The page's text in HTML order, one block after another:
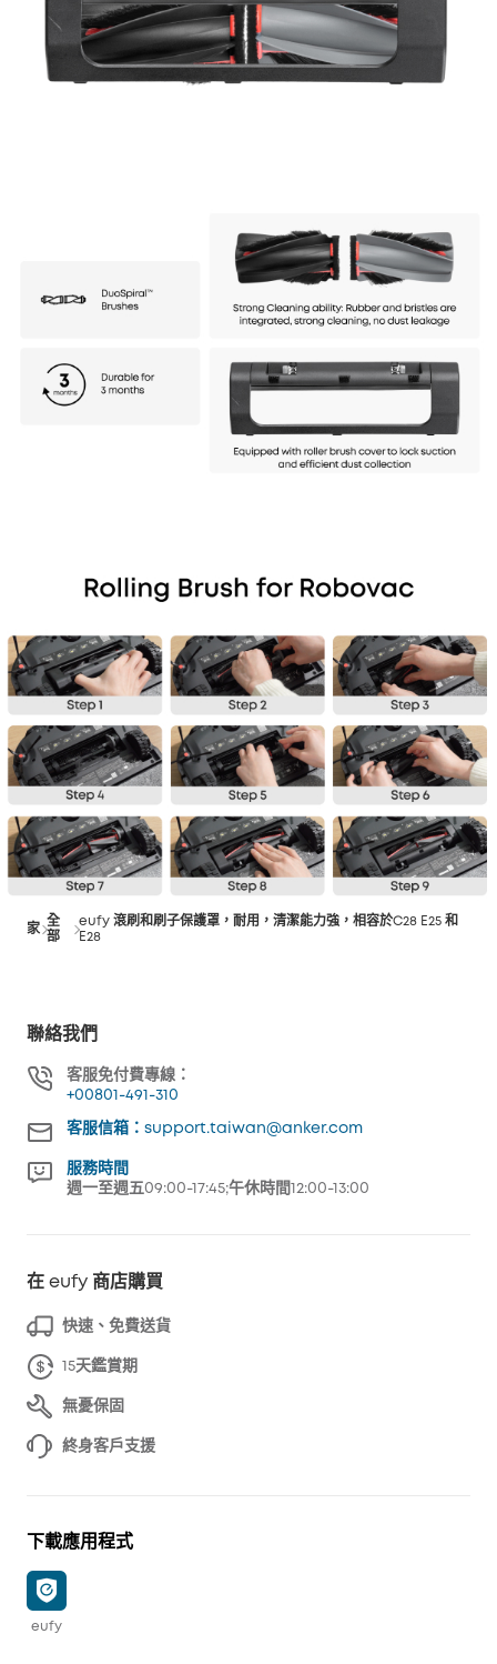
家
全
部
eufy 滾刷和刷子保護罩，耐用，清潔能力強，相容於C28 E25 和
E28
聯絡我們
客服免付費專線：
+00801-491-310
客服信箱：support.taiwan@anker.com
服務時間
週一至週五09:00-17:45;午休時間12:00-13:00
在 eufy 商店購買
快速、免費送貨
15天鑑賞期
無憂保固
終身客戶支援
下載應用程式
eufy